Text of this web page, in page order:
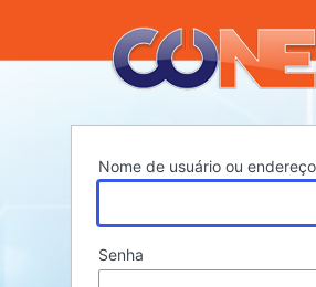
Nome de usuário ou
Senha